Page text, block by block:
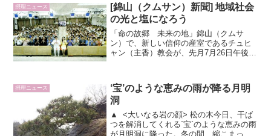
った。大多数の教会の信者数が減少して
いるから...
摂理ニュース
[錦山（クムサン）新聞] 地域社会
の光と塩になろう
「命の故郷 未来の地」錦山（クムサ
ン）で、新しい信仰の産室であるチュヒ
ャン（主香）教会が、先月7月26日午後4
り献堂礼拝を盛大に執り行った。チュヒ
ャン教会は、1998年...
摂理ニュース
‘宝’のような恵みの雨が降る月明
洞
▲ <大いなる岩の顔> 松の木今日、干ば
つを解消してくれる`宝`のような恵みの雨
が月明洞に降った。冬の間、縮こまって